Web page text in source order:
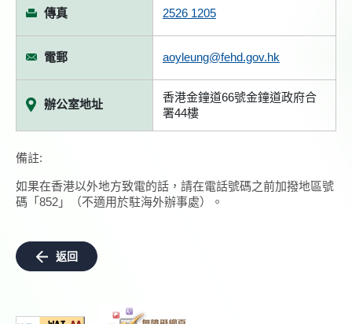
傳真 2526 1205
電郵 aoyleung@fehd.gov.hk
辦公室地址
香港金鐘道66號金鐘道政府合
署44樓
備註:
如果在香港以外地方致電的話，請在電話號碼之前加撥地區號
碼「852」（不適用於駐海外辦事處）。
返回